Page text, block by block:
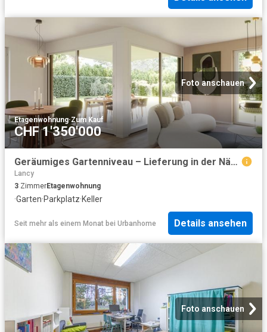
Foto anschauen
Etagenwohnung·Zum Kauf
CHF 1'350'000
Geräumiges Gartenniveau – Lieferung in der Nähe
Lancy
3 ZimmerEtagenwohnung
·Garten·Parkplatz·Keller
Seit mehr als einem Monat bei Urbanhome Details ansehen
Foto anschauen